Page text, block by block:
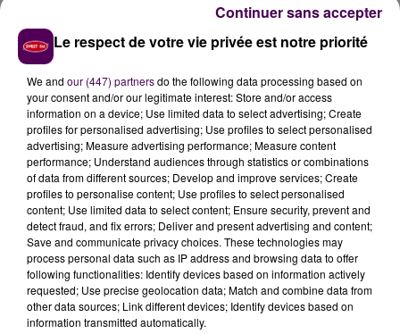
Minuit Une, l'artiste jongle entre
les auditions à l'aveugle deThe Voice, qu'elle juge
depuis son fauteuil de coach, et les préparatifs pour
sa tournée qui démarrera en avril : "C'est hyper
excitant, il n'y a pas du tout ni de lassitude ni de
fatigue, c'est tout ce dont je rêve tous les jours" se
confie-t-elle.
"J'ai la chance de pouvoir le faire, pouvoir donner plein
de bonheur, plein de chaleur humaine à tout le public"
nous partage l'artiste avec excitation, "Je veux que les
journées soient plus longues et les nuits plus courtes
pour pouvoir faire tout ce que je veux faire et pouvoir
me connecter à un maximum de gens".
Pleine d'espoir quant à l'accueil de son nouveau titre
Le respect de votre vie privée est notre priorité
We and our (447) partnersdo the following data processing based on
your consent and/or our legitimate interest: Store and/or access
information on a device; Use limited data to select advertising; Create
profiles for personalised advertising; Use profiles to select personalised
advertising; Measure advertising performance; Measure content
performance; Understand audiences through statistics or combinations
of data from different sources; Develop and improve services; Create
profiles to personalise content; Use profiles to select personalised
content; Use limited data to select content; Ensure security, prevent and
detect fraud, and fix errors; Deliver and present advertising and content;
Save and communicate privacy choices. These technologies may
process personal data such as IP address and browsing data to offer
following functionalities: Identify devices based on information actively
requested; Use precise geolocation data; Match and combine data from
other data sources; Link different devices; Identify devices based on
information transmitted automatically.
Continuer sans accepter